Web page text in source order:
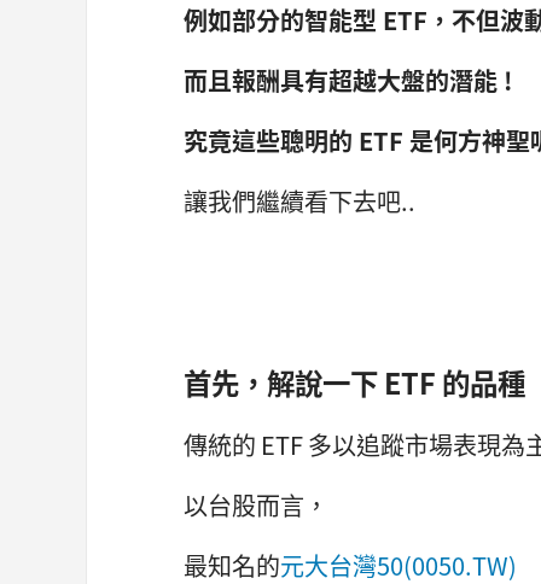
例如部分的智能型 ETF， 不但波
而且報酬具有超越大盤的潛能 !
究竟這些聰明的 ETF 是何方神聖
讓我們繼續看下去吧..
首先，解說一下 ETF 的品種
傳統的 ETF 多以追蹤市場表現為
以台股而言，
最知名的元大台灣50(0050.TW)